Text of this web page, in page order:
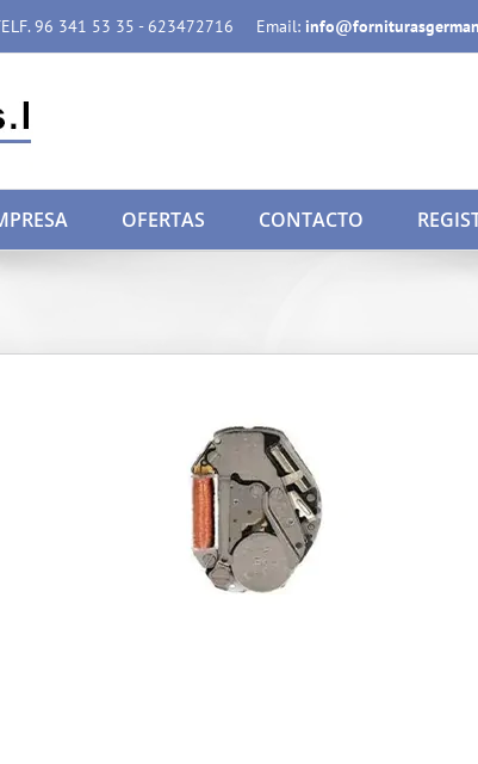
96 341 53 35 - 623472716 Email:
OFERTAS CONTACTO